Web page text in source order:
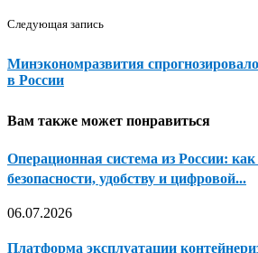
Следующая запись
Минэкономразвития
в России
Вам также может понравиться
Операционная система из России:
безопасности, удобству и цифровой...
06.07.2026
Платформа эксплуатации